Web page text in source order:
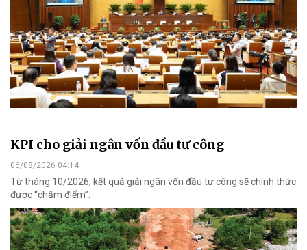
KPI cho giải ngân vốn đầu tư công
06/08/2026 04:14
Từ tháng 10/2026, kết quả giải ngân vốn đầu tư công sẽ chính thức
được “chấm điểm”.